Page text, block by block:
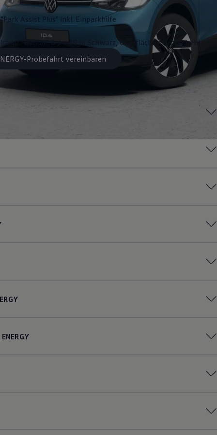
Assist Plus" inkl. Einparkhilfe
"Hamar" 8 J x 19 in Schwarz, Oberfläche glanzgedreht
Probefahrt vereinbaren
ENERGY